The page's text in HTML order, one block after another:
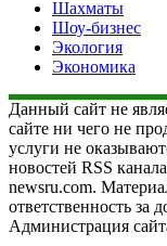
Шахматы
Шоу-бизнес
Экология
Экономика
Данный сайт не
сайте ни чего не
услуги не
новостей RSS
newsru.com.
ответственность за
Администрация